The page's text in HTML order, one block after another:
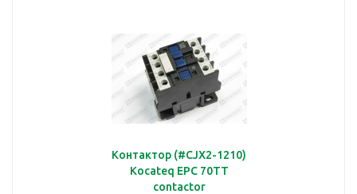
Контактор (#CJX2-1210)
Kocateq EPC 70TT
contactor